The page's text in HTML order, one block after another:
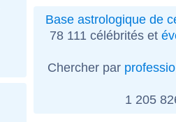
Base astrologique de
78 111 célébrités et
Chercher par
1 205